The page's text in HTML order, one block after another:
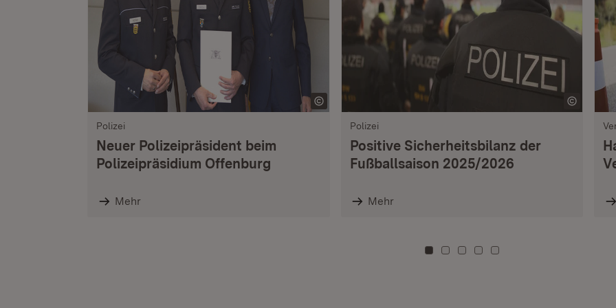
Polizei
Neuer Polizeipräsident beim
Polizeipräsidium Offenburg
Mehr
Polizei
Positive Sicherheitsbilanz der
Fußballsaison 2025/2026
Mehr
Zu Kachel: 0
Zu Kachel: 3
Zu Kachel: 6
Zu Kachel: 9
Zu Kachel: 12